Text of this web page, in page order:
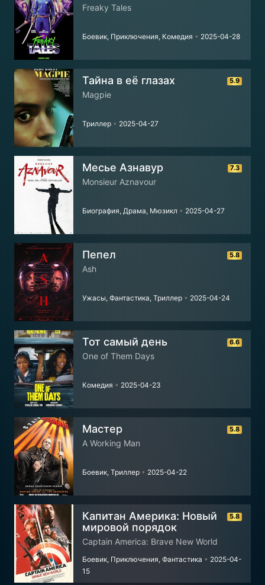
Freaky Tales
Боевик, Приключения, Комедия • 2025-04-28
5.9
Тайна в её глазах
Magpie
Триллер • 2025-04-27
7.3
Месье Азнавур
Monsieur Aznavour
Биография, Драма, Мюзикл • 2025-04-27
5.8
Пепел
Ash
Ужасы, Фантастика, Триллер • 2025-04-24
6.6
Тот самый день
One of Them Days
Комедия • 2025-04-23
5.8
Мастер
A Working Man
Боевик, Триллер • 2025-04-22
5.8
Капитан Америка: Новый
мировой порядок
Captain America: Brave New World
Боевик, Приключения, Фантастика • 2025-04-
15